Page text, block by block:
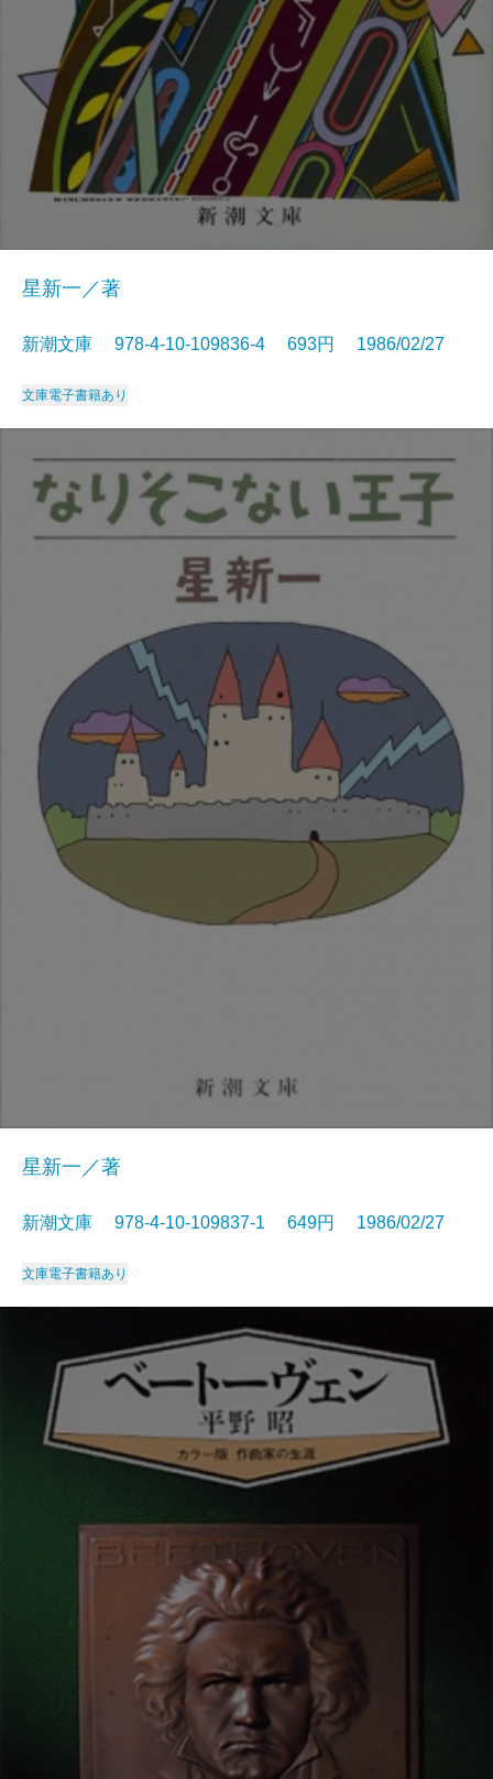
星新一／著
新潮文庫 978-4-10-109836-4 693円 1986/02/27
文庫電子書籍あり
星新一／著
新潮文庫 978-4-10-109837-1 649円 1986/02/27
文庫電子書籍あり